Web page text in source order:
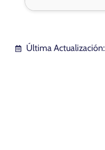
Última Actualización: